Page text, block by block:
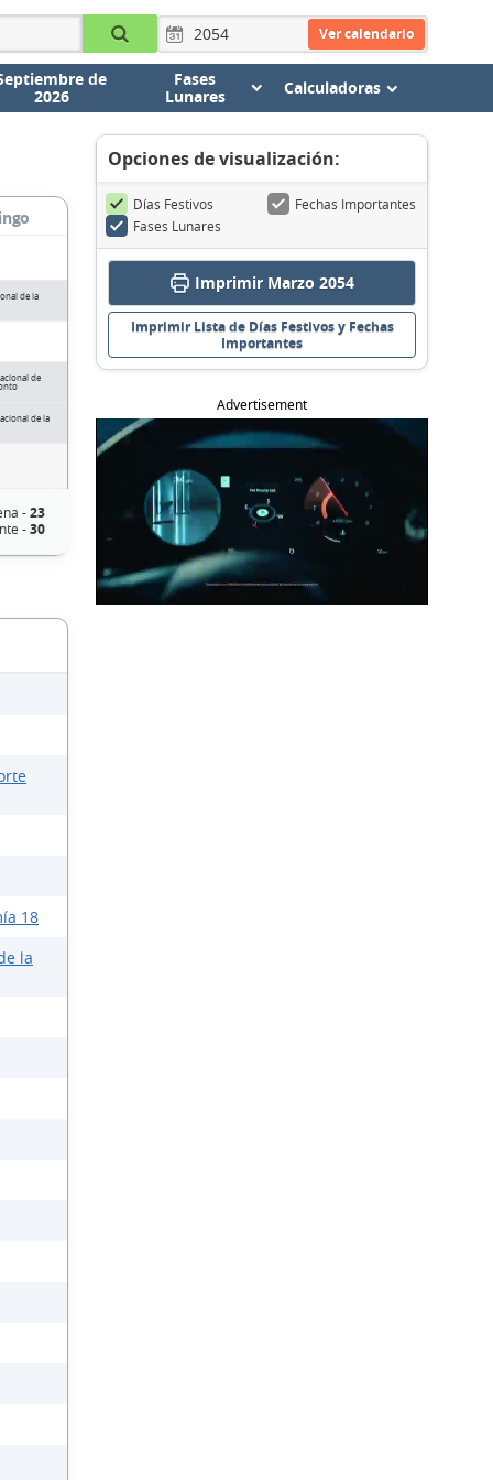
Ver calendario
de
2026
Fases
Lunares
Calculadoras
de la
de
de la
-23
-30
18
la
Opciones de visualización:
Días Festivos
Fechas Importantes
Fases Lunares
Imprimir Marzo 2054
Imprimir Lista de Días Festivos y Fechas
Importantes
Advertisement